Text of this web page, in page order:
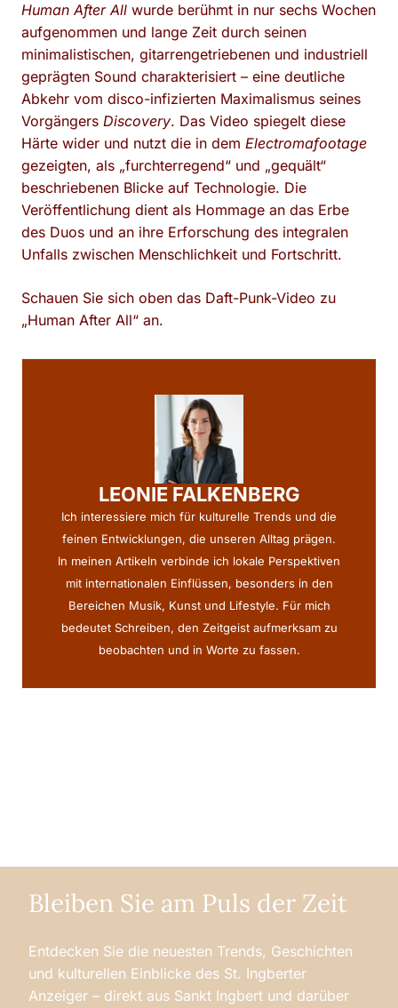
Human After All wurde berühmt in nur sechs Wochen
aufgenommen und lange Zeit durch seinen
minimalistischen, gitarrengetriebenen und industriell
geprägten Sound charakterisiert – eine deutliche
Abkehr vom disco-infizierten Maximalismus seines
Vorgängers Discovery. Das Video spiegelt diese
Härte wider und nutzt die in dem Electromafootage
gezeigten, als „furchterregend“ und „gequält“
beschriebenen Blicke auf Technologie. Die
Veröffentlichung dient als Hommage an das Erbe
des Duos und an ihre Erforschung des integralen
Unfalls zwischen Menschlichkeit und Fortschritt.
Schauen Sie sich oben das Daft-Punk-Video zu
„Human After All“ an.
LEONIE FALKENBERG
Ich interessiere mich für kulturelle Trends und die
feinen Entwicklungen, die unseren Alltag prägen.
In meinen Artikeln verbinde ich lokale Perspektiven
mit internationalen Einflüssen, besonders in den
Bereichen Musik, Kunst und Lifestyle. Für mich
bedeutet Schreiben, den Zeitgeist aufmerksam zu
beobachten und in Worte zu fassen.
Bleiben Sie am Puls der Zeit
Entdecken Sie die neuesten Trends, Geschichten
und kulturellen Einblicke des St. Ingberter
Anzeiger – direkt aus Sankt Ingbert und darüber